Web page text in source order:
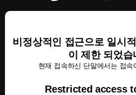
비정상적인 접근으로 일시
이 제한 되었습
현재 접속하신 단말에서는 접속
Restricted access